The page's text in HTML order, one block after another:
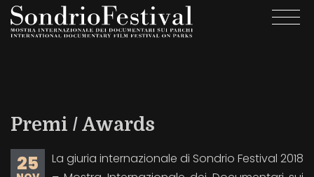
Skip
to
Premi / Awards
25
La giuria internazionale di Sondrio Festival 2018